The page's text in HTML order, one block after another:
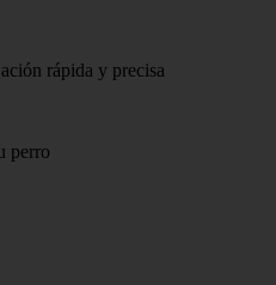
rápida y precisa
perro